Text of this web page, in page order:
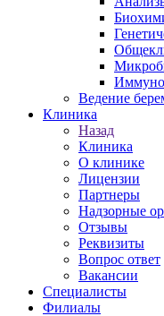
Ведение
Клиника
Назад
Клиника
О клинике
Лицензии
Партнеры
Надзорные
Отзывы
Реквизиты
Вопрос ответ
Вакансии
Специалисты
Филиалы